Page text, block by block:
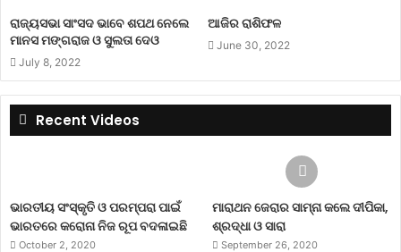
ବ୍ୟବସାୟରେ ଉନ୍ନତି ହେବ। ଭଲ ଖବର ପାଇବେ। ବନ୍ଧୁ ସ˚ଖ୍ୟା ବୃଦ୍ଧି
ହୋଇପାରେ।
କୁମ୍ଭ: ବେପାର ସମ୍ବନ୍ଧରେ ନୂଆ ନୂଆ ବିଚାର ଆସିବ। ଆର୍ଥିକ ସ୍ଥିତି
ସୁଧୁରିବ। ସାମାଜିକ କ୍ଷେତ୍ରରେ ସକ୍ରିୟତା ବଢ଼ିବ। ଚାକିରିଜୀବୀଙ୍କୁ ନିଜ
ମୀନ: କାମ ପ୍ରତି ଆପଣଙ୍କର ଉତ୍ସାହ ବଢ଼ିବ। ଧନଲାଭର ନୂଆ ମାର୍ଗ
ଦୃଷ୍ଟିଗୋଚର ହେବ। ପରିବାରରେ ଧର୍ମ କାର୍ଯ୍ୟ ପାଇଁ ଯୋଜନା ପ୍ରସ୍ତୁତ
କରିବେ।
ରାଜ୍ୟସଭା ସାଂସଦ ଭାବେ ଶପଥ ନେଲେ
ମାନସ ମଙ୍ଗରାଜ ଓ ସୁଲତା ଦେଓ
July 8, 2022
ଆଜିର ରାଶିଫଳ
June 30, 2022
Recent Videos
ଭାରତୀୟ ସଂସ୍କୃତି ଓ ପରମ୍ପରା ପାଇଁ
ଭାରତରେ କରୋନା ନିଜ ରୂପ ବଦଳାଇଛି
October 2, 2020
ମାରାଥନ ଜେରାର ସାମ୍ନା କଲେ ଦୀପିକା,
ଶ୍ରଦ୍ଧା ଓ ସାରା
September 26, 2020